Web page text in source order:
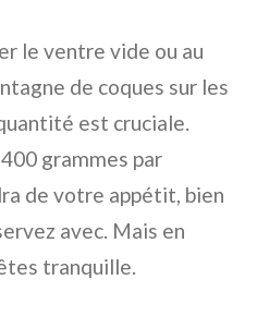
le ventre vide ou au
de coques sur les
est cruciale.
grammes par
de votre appétit, bien
avec. Mais en
tranquille.